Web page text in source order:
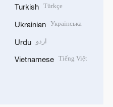
Turkish Türkçe
Ukrainian Українська
Urdu اردو
Vietnamese Tiếng Việt